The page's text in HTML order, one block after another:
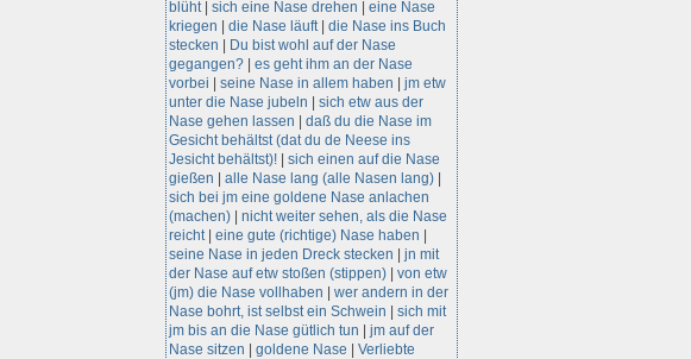
blüht| sich eine Nase drehen
eine Nase
kriegen
die Nase läuft| die Nase ins Buch
stecken
Du bist wohl auf der Nase
gegangen?
es geht ihm an der Nase
vorbei
seine Nase in allem haben
jm etw
unter die Nase jubeln
sich etw aus der
Nase gehen lassen
daß du die Nase im
Gesicht behältst (dat du de Neese ins
Jesicht behältst)!
sich einen auf die Nase
gießen
alle Nase lang (alle Nasen lang)
sich bei jm eine goldene Nase anlachen
(machen)
nicht weiter sehen, als die Nase
reicht| eine gute (richtige) Nase haben
seine Nase in jeden Dreck stecken
jn mit
der Nase auf etw stoßen (stippen)
von etw
(jm) die Nase vollhaben
wer andern in der
Nase bohrt, ist selbst ein Schwein
sich mit
jm bis an die Nase gütlich tun
jm auf der
Nase sitzen
goldene Nase Verliebte